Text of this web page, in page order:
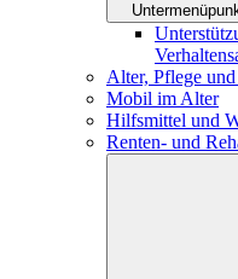
Alter, Pflege
Mobil im Alter
Hilfsmittel und
Renten- und